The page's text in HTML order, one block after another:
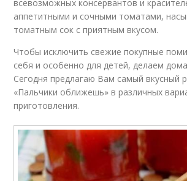
всевозможных консервантов и
аппетитными и сочными томатами,
томатным сок с приятным вкусом.
Чтобы исключить свежие покупные
себя и особенно для детей, делаем
Сегодня предлагаю Вам самый вкусный
«Пальчики оближешь» в различных
приготовления.